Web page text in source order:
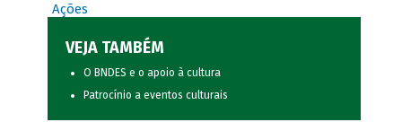
Ações
VEJA TAMBÉM
O BNDES e o apoio à cultura
Patrocínio a eventos culturais